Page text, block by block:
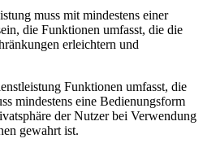
muss mit mindestens einer
die Funktionen umfasst, die die
erleichtern und
Funktionen umfasst, die
mindestens eine Bedienungsform
der Nutzer bei Verwendung
gewahrt ist.